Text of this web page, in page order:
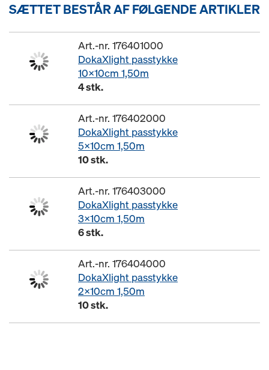
SÆTTET BESTÅR AF FØLGENDE ARTIKLER
Art.-nr. 176401000
DokaXlight passtykke
10x10cm 1,50m
4 stk.
Art.-nr. 176402000
DokaXlight passtykke
5x10cm 1,50m
10 stk.
Art.-nr. 176403000
DokaXlight passtykke
3x10cm 1,50m
6 stk.
Art.-nr. 176404000
DokaXlight passtykke
2x10cm 1,50m
10 stk.